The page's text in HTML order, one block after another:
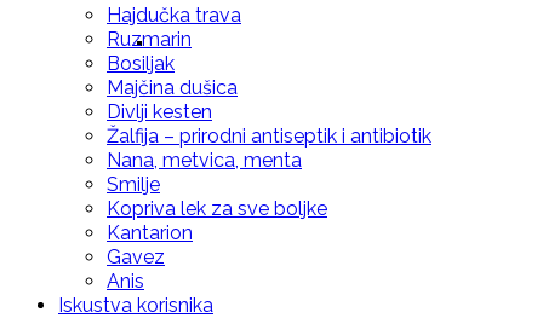
Prirodna krema (mleko za negu tela i
sunčanje) 100ml
Hajdučka trava
Ruzmarin
Bosiljak
Majčina dušica
Divlji kesten
Žalfija – prirodni antiseptik i antibiotik
Nana, metvica, menta
Smilje
Kopriva lek za sve boljke
Kantarion
Gavez
Anis
Iskustva korisnika